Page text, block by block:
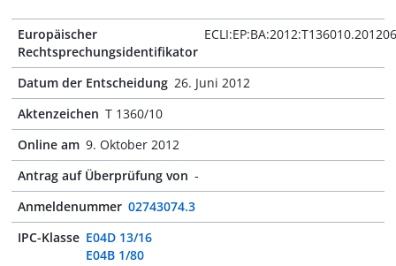
Europäischer
Rechtsprechungsidentifikator
Datum der Entscheidung 26. Juni 2012
Aktenzeichen T 1360/10
Online am 9. Oktober 2012
Antrag auf Überprüfung von -
Anmeldenummer 02743074.3
IPC-Klasse E04D 13/16
E04B 1/80